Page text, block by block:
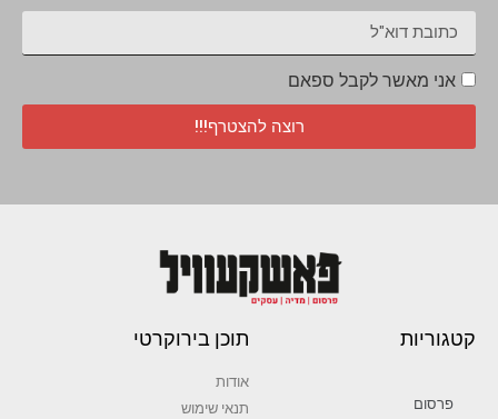
אני מאשר לקבל ספאם
רוצה להצטרף!!!
קטגוריות
פרסום
תוכן בירוקרטי
אודות
תנאי שימוש